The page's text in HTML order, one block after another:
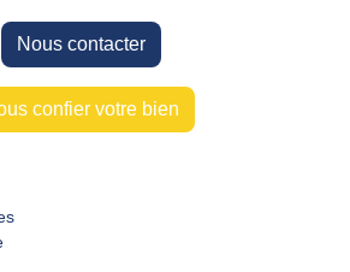
Nous contacter
confier votre bien